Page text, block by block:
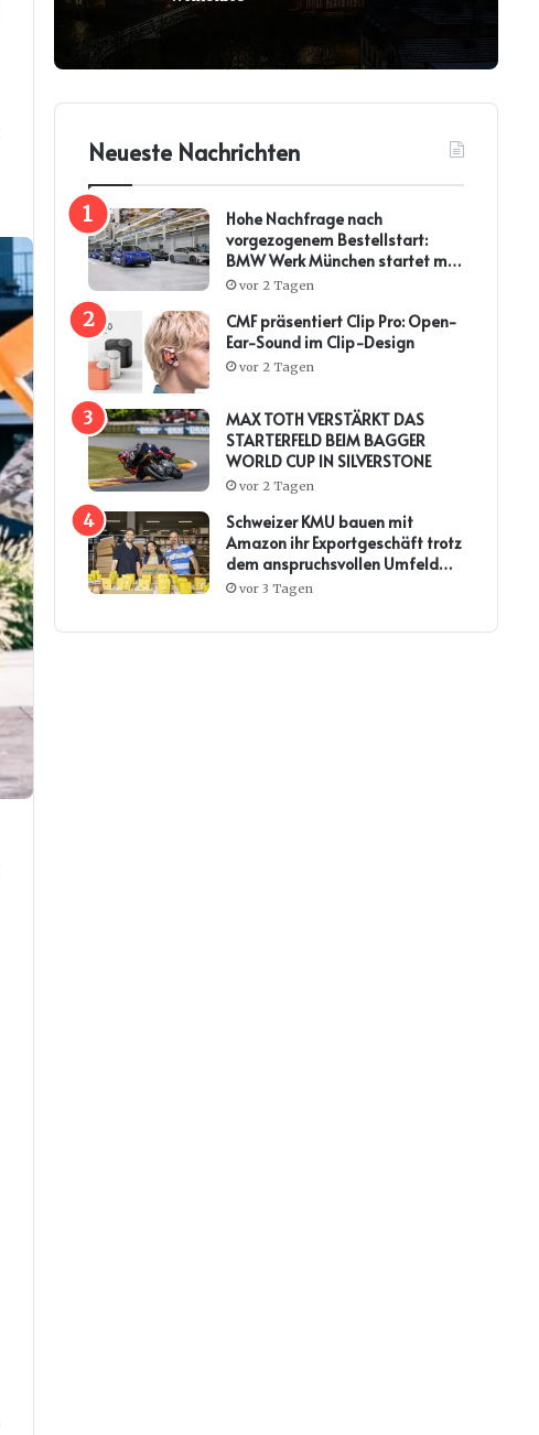
Neueste Nachrichten
Hohe Nachfrage nach
vorgezogenem Bestellstart:
BMW Werk München startet mit
steiler Anlaufkurve die
vor 2 Tagen
CMF präsentiert Clip Pro: Open-
Ear-Sound im Clip-Design
vor 2 Tagen
MAX TOTH VERSTÄRKT DAS
STARTERFELD BEIM BAGGER
WORLD CUP IN SILVERSTONE
vor 2 Tagen
Schweizer KMU bauen mit
Amazon ihr Exportgeschäft trotz
dem anspruchsvollen Umfeld
weiter aus
vor 3 Tagen